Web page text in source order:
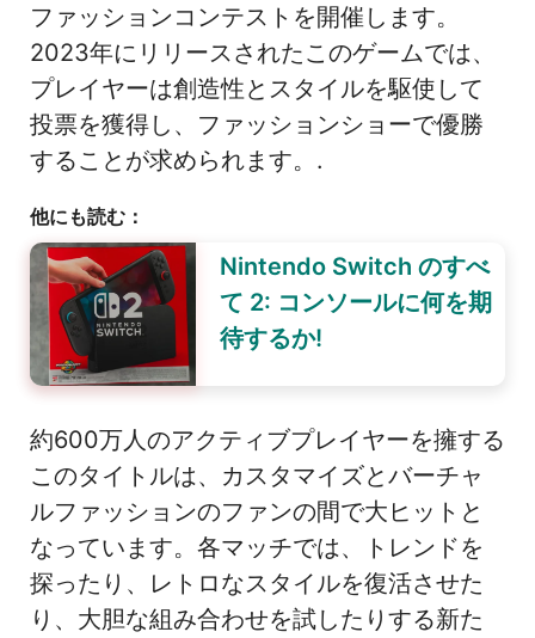
ファッションコンテストを開催します。
2023年にリリースされたこのゲームでは、
プレイヤーは創造性とスタイルを駆使して
投票を獲得し、ファッションショーで優勝
することが求められます。.
他にも読む：
Nintendo Switch のすべ
て 2: コンソールに何を期
待するか!
約600万人のアクティブプレイヤーを擁する
このタイトルは、カスタマイズとバーチャ
ルファッションのファンの間で大ヒットと
なっています。各マッチでは、トレンドを
探ったり、レトロなスタイルを復活させた
り、大胆な組み合わせを試したりする新た